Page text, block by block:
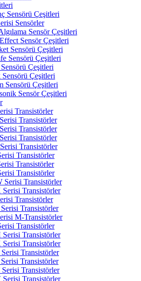
Sensörü Çeşitleri
Sensörler
Sensör Çeşitleri
Sensör Çeşitleri
Sensörü Çeşitleri
Sensörü Çeşitleri
Çeşitleri
Sensörü Çeşitleri
Sensörü Çeşitleri
Sensör Çeşitleri
Transistörler
Transistörler
Transistörler
Transistörler
Transistörler
Transistörler
Transistörler
Transistörler
Serisi Transistörler
Transistörler
Transistörler
Transistörler
M-Transistörler
Transistörler
Transistörler
Transistörler
Transistörler
Transistörler
Transistörler
Transistörler